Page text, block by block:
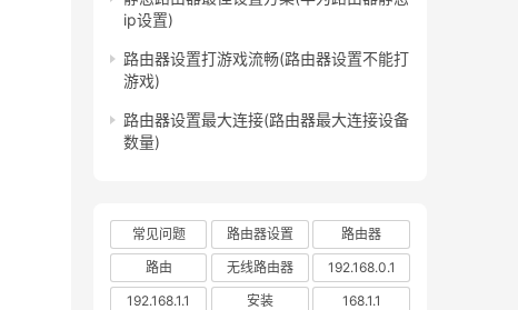
ip设置)
路由器设置打游戏流畅(路由器设置不能打
游戏)
路由器设置最大连接(路由器最大连接设备
数量)
常见问题 路由器设置
路由器
路由
无线路由器
192.168.0.1
192.168.1.1
安装
168.1.1